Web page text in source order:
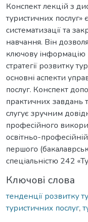
Конспект лекцій з
туристичних
систематизації та
навчання. Він
ключову інформацію
стратегії розвитку
основні аспекти
послуг. Конспект
практичних завдань
слугує зручним
професійного
освітньо-
першого
спеціальністю 242
Ключові слова
тенденції розвитку
туристичних послуг,